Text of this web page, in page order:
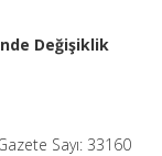
Değişiklik
Sayı: 33160